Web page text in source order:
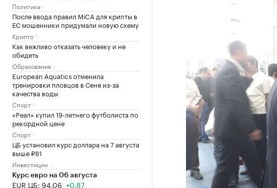
Политика
После ввода правил MiCA для крипты в
ЕС мошенники придумали новую схему
Крипто
Как вежливо отказать человеку и не
обидеть
Образование
European Aquatics отменила
тренировки пловцов в Сене из-за
качества воды
Спорт
«Реал» купил 19-летнего футболиста по
рекордной цене
Спорт
ЦБ установил курс доллара на 7 августа
выше ₽81
Инвестиции
Курс евро на 06 августа
EUR ЦБ: 94,06 +0,87